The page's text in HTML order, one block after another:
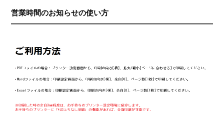
営業時間のお知らせの使い方